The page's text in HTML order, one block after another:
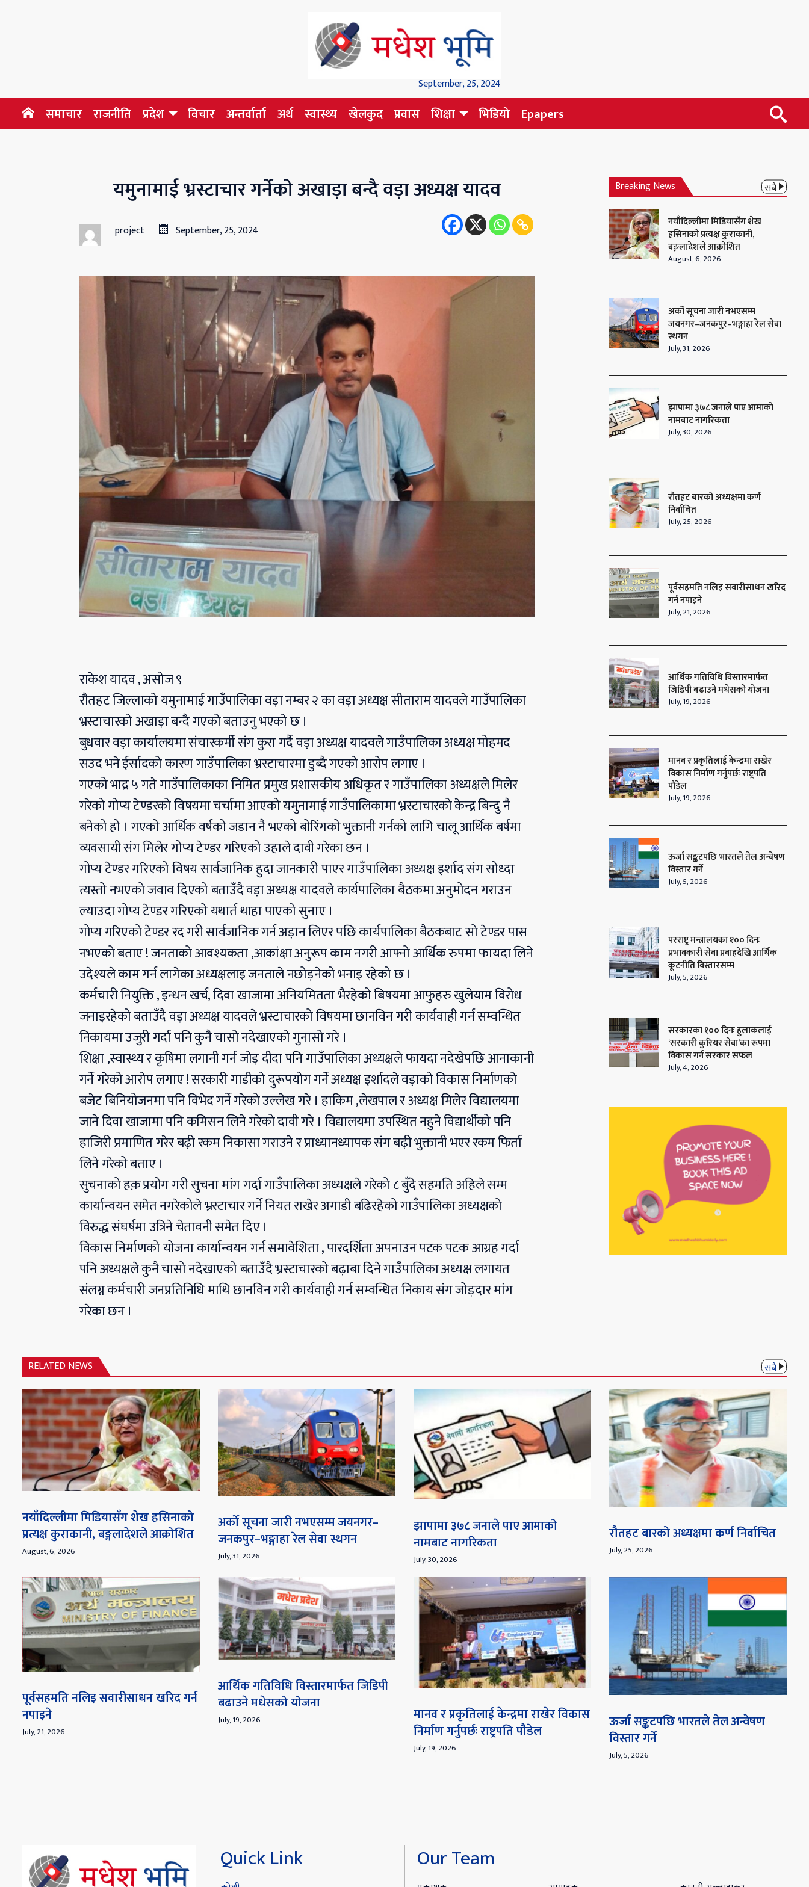
September, 25, 2024
समाचार राजनीति प्रदेश विचार अन्तर्वार्ता अर्थ स्वास्थ्य खेलकुद प्रवास शिक्षा भिडियो Epapers
यमुनामाई भ्रस्टाचार गर्नेको अखाड़ा बन्दै वड़ा अध्यक्ष यादव
project September, 25, 2024
राकेश यादव , असोज ९
रौतहट जिल्लाको यमुनामाई गाउँपालिका वड़ा नम्बर २ का वड़ा अध्यक्ष सीताराम यादवले गाउँपालिका
भ्रस्टाचारको अखाड़ा बन्दै गएको बताउनु भएको छ ।
बुधवार वड़ा कार्यालयमा संचारकर्मी संग कुरा गर्दै वड़ा अध्यक्ष यादवले गाउँपालिका अध्यक्ष मोहमद
सउद भने ईर्सादको कारण गाउँपालिका भ्रस्टाचारमा डुब्दै गएको आरोप लगाए ।
गएको भाद्र ५ गते गाउँपालिकाका निमित प्रमुख प्रशासकीय अधिकृत र गाउँपालिका अध्यक्षले मिलेर
गरेको गोप्य टेण्डरको विषयमा चर्चामा आएको यमुनामाई गाउँपालिकामा भ्रस्टाचारको केन्द्र बिन्दु नै
बनेको हो । गएको आर्थिक वर्षको जडान नै भएको बोरिंगको भुक्तानी गर्नको लागि चालू आर्थिक बर्षमा
व्यवसायी संग मिलेर गोप्य टेण्डर गरिएको उहाले दावी गरेका छन ।
गोप्य टेण्डर गरिएको विषय सार्वजानिक हुदा जानकारी पाएर गाउँपालिका अध्यक्ष इर्शाद संग सोध्दा
त्यस्तो नभएको जवाव दिएको बताउँदै वड़ा अध्यक्ष यादवले कार्यपालिका बैठकमा अनुमोदन गराउन
ल्याउदा गोप्य टेण्डर गरिएको यथार्त थाहा पाएको सुनाए ।
गोप्य गरिएको टेण्डर रद गरी सार्वजानिक गर्न अड़ान लिएर पछि कार्यपालिका बैठकबाट सो टेण्डर पास
नभएको बताए ! जनताको आवश्यकता ,आकांक्षा अनुरूप काम नगरी आफ्नो आर्थिक रुपमा फायदा लिने
उदेश्यले काम गर्न लागेका अध्यक्षलाइ जनताले नछोड़नेको भनाइ रहेको छ ।
कर्मचारी नियुक्ति , इन्धन खर्च, दिवा खाजामा अनियमितता भैरहेको बिषयमा आफुहरु खुलेयाम विरोध
जनाइरहेको बताउँदै वड़ा अध्यक्ष यादवले भ्रस्टाचारको विषयमा छानविन गरी कार्यवाही गर्न सम्वन्धित
निकायमा उजुरी गर्दा पनि कुनै चासो नदेखाएको गुनासो गरे ।
शिक्षा ,स्वास्थ्य र कृषिमा लगानी गर्न जोड़ दीदा पनि गाउँपालिका अध्यक्षले फायदा नदेखेपछि आनाकानी
गर्ने गरेको आरोप लगाए ! सरकारी गाडीको दुरूपयोग गर्ने अध्यक्ष इर्शादले वड़ाको विकास निर्माणको
बजेट बिनियोजनमा पनि विभेद गर्ने गरेको उल्लेख गरे । हाकिम ,लेखपाल र अध्यक्ष मिलेर विद्यालयमा
जाने दिवा खाजामा पनि कमिसन लिने गरेको दावी गरे । विद्यालयमा उपस्थित नहुने विद्यार्थीको पनि
हाजिरी प्रमाणित गरेर बढ़ी रकम निकासा गराउने र प्राध्यानध्यापक संग बढ़ी भुक्तानी भएर रकम फिर्ता
लिने गरेको बताए ।
सुचनाको हक़ प्रयोग गरी सुचना मांग गर्दा गाउँपालिका अध्यक्षले गरेको ८ बुँदे सहमति अहिले सम्म
कार्यान्वयन समेत नगरेकोले भ्रस्टाचार गर्ने नियत राखेर अगाडी बढिरहेको गाउँपालिका अध्यक्षको
विरुद्ध संघर्षमा उत्रिने चेतावनी समेत दिए ।
विकास निर्माणको योजना कार्यान्वयन गर्न समावेशिता , पारदर्शिता अपनाउन पटक पटक आग्रह गर्दा
पनि अध्यक्षले कुनै चासो नदेखाएको बताउँदै भ्रस्टाचारको बढ़ाबा दिने गाउँपालिका अध्यक्ष लगायत
संलग्न कर्मचारी जनप्रतिनिधि माथि छानविन गरी कार्यवाही गर्न सम्वन्धित निकाय संग जोड़दार मांग
गरेका छन ।
Breaking News सबै
नयाँदिल्लीमा मिडियासँग शेख
हसिनाको प्रत्यक्ष कुराकानी,
बङ्गलादेशले आक्रोशित
August, 6, 2026
अर्को सूचना जारी नभएसम्म
जयनगर–जनकपुर–भङ्गाहा रेल सेवा
स्थगन
July, 31, 2026
झापामा ३७८ जनाले पाए आमाको
नामबाट नागरिकता
July, 30, 2026
रौतहट बारको अध्यक्षमा कर्ण
निर्वाचित
July, 25, 2026
पूर्वसहमति नलिइ सवारीसाधन खरिद
गर्न नपाइने
July, 21, 2026
आर्थिक गतिविधि विस्तारमार्फत
जिडिपी बढाउने मधेसको योजना
July, 19, 2026
मानव र प्रकृतिलाई केन्द्रमा राखेर
विकास निर्माण गर्नुपर्छः राष्ट्रपति
पौडेल
July, 19, 2026
ऊर्जा सङ्कटपछि भारतले तेल अन्वेषण
विस्तार गर्ने
July, 5, 2026
परराष्ट्र मन्त्रालयका १०० दिनः
प्रभावकारी सेवा प्रवाहदेखि आर्थिक
कूटनीति विस्तारसम्म
July, 5, 2026
सरकारका १०० दिनः हुलाकलाई
‘सरकारी कुरियर सेवा’का रूपमा
विकास गर्न सरकार सफल
July, 4, 2026
RELATED NEWS सबै
नयाँदिल्लीमा मिडियासँग शेख हसिनाको
प्रत्यक्ष कुराकानी, बङ्गलादेशले आक्रोशित
August, 6, 2026
अर्को सूचना जारी नभएसम्म जयनगर–
जनकपुर–भङ्गाहा रेल सेवा स्थगन
July, 31, 2026
झापामा ३७८ जनाले पाए आमाको
नामबाट नागरिकता
July, 30, 2026
रौतहट बारको अध्यक्षमा कर्ण निर्वाचित
July, 25, 2026
पूर्वसहमति नलिइ सवारीसाधन खरिद गर्न
नपाइने
July, 21, 2026
आर्थिक गतिविधि विस्तारमार्फत जिडिपी
बढाउने मधेसको योजना
July, 19, 2026
मानव र प्रकृतिलाई केन्द्रमा राखेर विकास
निर्माण गर्नुपर्छः राष्ट्रपति पौडेल
July, 19, 2026
ऊर्जा सङ्कटपछि भारतले तेल अन्वेषण
विस्तार गर्ने
July, 5, 2026
Quick Link Our Team